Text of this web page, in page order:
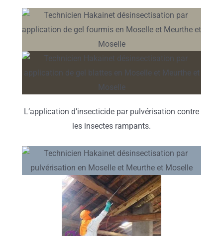
L’application d’insecticide par pulvérisation contre
les insectes rampants.